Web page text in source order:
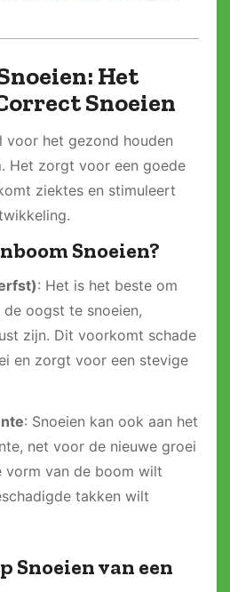
Het
Snoeien
voor het gezond houden
. Het zorgt voor een goede
ziektes en stimuleert
Snoeien?
: Het is het beste om
de oogst te snoeien,
zijn. Dit voorkomt schade
en zorgt voor een stevige
: Snoeien kan ook aan het
net voor de nieuwe groei
vorm van de boom wilt
takken wilt
Snoeien van een